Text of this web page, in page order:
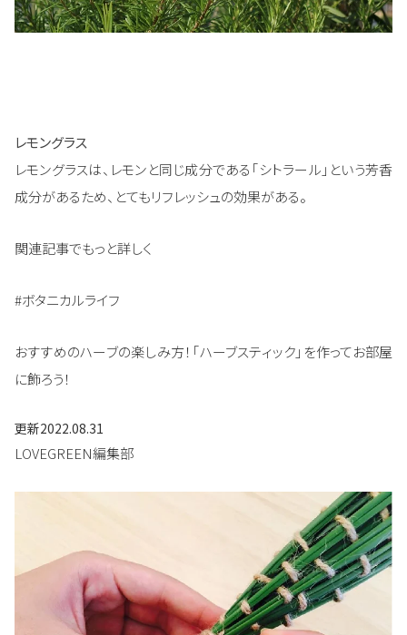
レモングラス
レモングラスは、レモンと同じ成分である「シトラール」という芳香
成分があるため、とてもリフレッシュの効果がある。
関連記事でもっと詳しく
#ボタニカルライフ
おすすめのハーブの楽しみ方！「ハーブスティック」を作ってお部屋
に飾ろう！
更新2022.08.31
LOVEGREEN編集部